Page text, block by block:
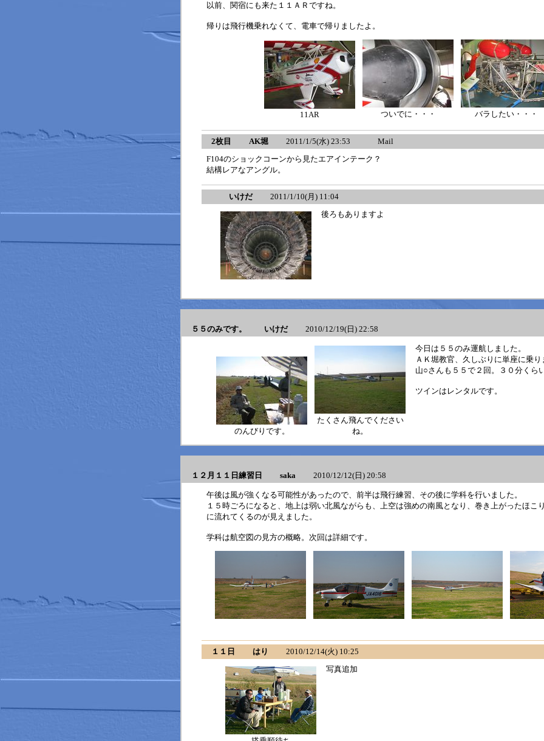
以前、関宿にも来た１１ＡＲですね。
帰りは飛行機乗れなくて、電車で帰りましたよ。
11AR ついでに・・・ バラしたい・・・
2枚目 AK堀 2011/1/5(水) 23:53
Mail
F104のショックコーンから見たエアインテーク？
結構レアなアングル。
いけだ2011/1/10(月) 11:04
後ろもありますよ
５５のみです。 いけだ2010/12/19(日) 22:58
のんびりです。
たくさん飛んでください
ね。
今日は５５のみ運航しました。
ＡＫ堀教官、久しぶりに単座に乗り
山○さんも５５で２回。３０分くら
ツインはレンタルです。
１２月１１日練習日 saka 2010/12/12(日) 20:58
午後は風が強くなる可能性があったので、前半は飛行練習、その後に学科を行いました。
１５時ごろになると、地上は弱い北風ながらも、上空は強めの南風となり、巻き上がったほこ
に流れてくるのが見えました。
学科は航空図の見方の概略。次回は詳細です。
１１日 はり 2010/12/14(火) 10:25
写真追加